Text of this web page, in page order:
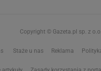
Copyright © Gazeta.pl sp. z o.o.
Staże u nas Reklama